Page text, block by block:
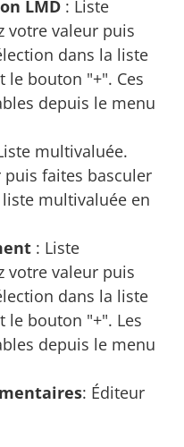
LMD : Liste
votre valeur puis
dans la liste
bouton "+". Ces
depuis le menu
multivaluée.
puis faites basculer
multivaluée en
: Liste
votre valeur puis
dans la liste
le bouton "+". Les
depuis le menu
: Éditeur